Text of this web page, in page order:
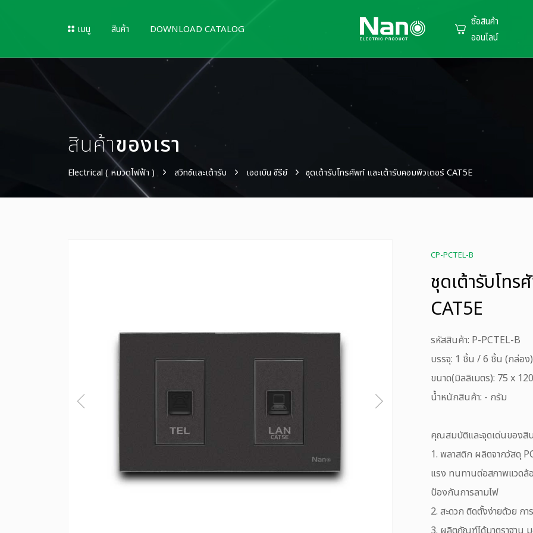
เมนู สินค้า DOWNLOAD CATALOG
ซิ้อสินค้า
ออนไลน์
สินค้าของเรา
Electrical ( หมวดไฟฟ้า ) สวิทซ์และเต้ารับ เออเบิน ซีรีย์ ชุดเต้ารับโทรศัพท์ และเต้ารับคอมพิวเตอร์ CAT5E
CP-PCTEL-B
ชุดเต้ารับโทร
CAT5E
รหัสสินค้า: P-PCTEL-B
บรรจุ: 1 ชิ้น / 6 ชิ้น (กล่อง)
ขนาด(มิลลิเมตร): 75 x
น้ำหนักสินค้า: - กรัม
คุณสมบัติและจุดเด่นของสิ
1. พลาสติก ผลิตจากวัสดุ
แรง ทนทานต่อสภาพแวดล้
ป้องกันการลามไฟ
2. สะดวก ติดตั้งง่ายด้วย ก
3. ผลิตภัณฑ์ได้มาตราฐาน